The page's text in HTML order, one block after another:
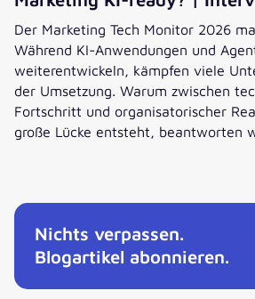
Der Marketing Tech Monitor 2026
Während KI-Anwendungen und
weiterentwickeln, kämpfen viele
der Umsetzung. Warum zwischen
Fortschritt und organisatorischer
große Lücke entsteht, beantworten
Nichts verpassen.
Blogartikel abonnieren.